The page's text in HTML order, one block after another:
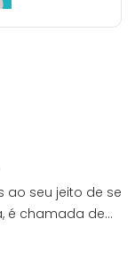
ao seu jeito de se
é chamada de
da escola. No